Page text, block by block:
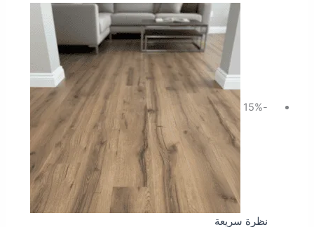
-15%
نظرة سريعة
الأصلي
هو:
46.00 ر.س.
الحالي
هو:
39.10 ر.س.